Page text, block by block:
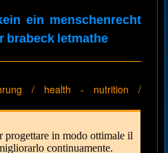
ein menschenrecht
brabeck letmathe
/ health - nutrition /